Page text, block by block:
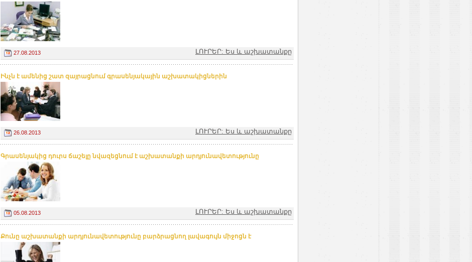
27.08.2013 ԼՈՒՐԵՐ: Ես և աշխատանքը
Ինչն է ամենից շատ զայրացնում գրասենյակային աշխատակիցներին
26.08.2013 ԼՈՒՐԵՐ: Ես և աշխատանքը
Գրասենյակից դուրս ճաշելը նվազեցնում է աշխատանքի արդյունավետությունը
05.08.2013 ԼՈՒՐԵՐ: Ես և աշխատանքը
Քունը աշխատանքի արդյունավետությունը բարձրացնող լավագույն միջոցն է